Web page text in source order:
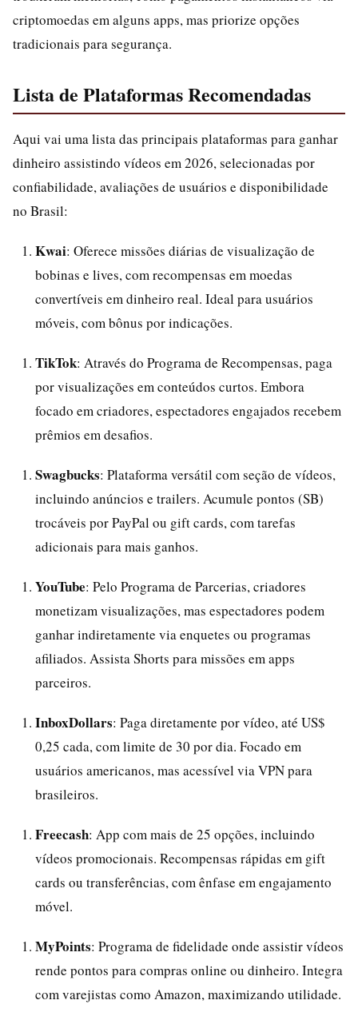
criptomoedas em alguns apps, mas priorize opções
tradicionais para segurança.
Lista de Plataformas Recomendadas
Aqui vai uma lista das principais plataformas para ganhar
dinheiro assistindo vídeos em 2026, selecionadas por
confiabilidade, avaliações de usuários e disponibilidade
no Brasil:
Kwai: Oferece missões diárias de visualização de
bobinas e lives, com recompensas em moedas
convertíveis em dinheiro real. Ideal para usuários
móveis, com bônus por indicações.
TikTok: Através do Programa de Recompensas, paga
por visualizações em conteúdos curtos. Embora
focado em criadores, espectadores engajados recebem
prêmios em desafios.
Swagbucks: Plataforma versátil com seção de vídeos,
incluindo anúncios e trailers. Acumule pontos (SB)
trocáveis por PayPal ou gift cards, com tarefas
adicionais para mais ganhos.
YouTube: Pelo Programa de Parcerias, criadores
monetizam visualizações, mas espectadores podem
ganhar indiretamente via enquetes ou programas
afiliados. Assista Shorts para missões em apps
parceiros.
InboxDollars: Paga diretamente por vídeo, até US$
0,25 cada, com limite de 30 por dia. Focado em
usuários americanos, mas acessível via VPN para
brasileiros.
Freecash: App com mais de 25 opções, incluindo
vídeos promocionais. Recompensas rápidas em gift
cards ou transferências, com ênfase em engajamento
móvel.
MyPoints: Programa de fidelidade onde assistir vídeos
rende pontos para compras online ou dinheiro. Integra
com varejistas como Amazon, maximizando utilidade.